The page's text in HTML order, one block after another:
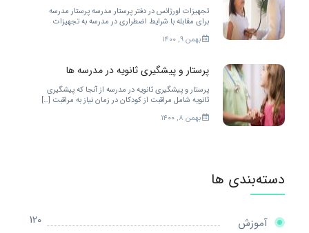
تجهیزات اورژانس در دفتر پرستار مدرسه پرستار مدرسه
برای مقابله با شرایط اضطراری در مدرسه به تجهیزات
زیادی احتیاج دارد. […]
بهمن ۹, ۱۴۰۰
پرستار و پیشگیری ثانویه در مدرسه ها
پرستار و پیشگیری ثانویه در مدرسه از آنجا که پیشگیری
ثانویه شامل مراقبت از کودکان در زمان نیاز به مراقبت […]
بهمن ۸, ۱۴۰۰
دسته‌بندی ها
آموزش
120